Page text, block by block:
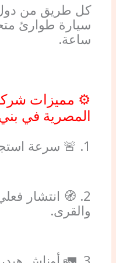
كل طريق من
ساعة.
⚙️ مميزات
المصرية في
1. 🚨 سرعة استجابة فورية لأي بلاغ.
2. 🧭 انتشار
والقرى.